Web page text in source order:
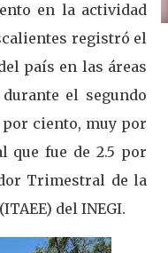
en la actividad
registró el
país en las áreas
el segundo
ciento, muy por
que fue de 2.5 por
Trimestral de la
del INEGI.